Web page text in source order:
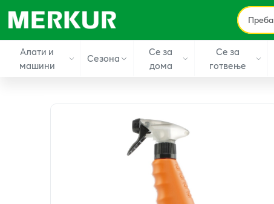
Алати и
машини
Сезона
Се за
дома
Се за
готвење